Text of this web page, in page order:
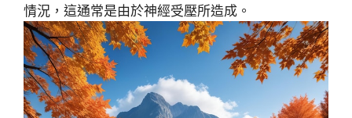
情況，這通常是由於神經受壓所造成。